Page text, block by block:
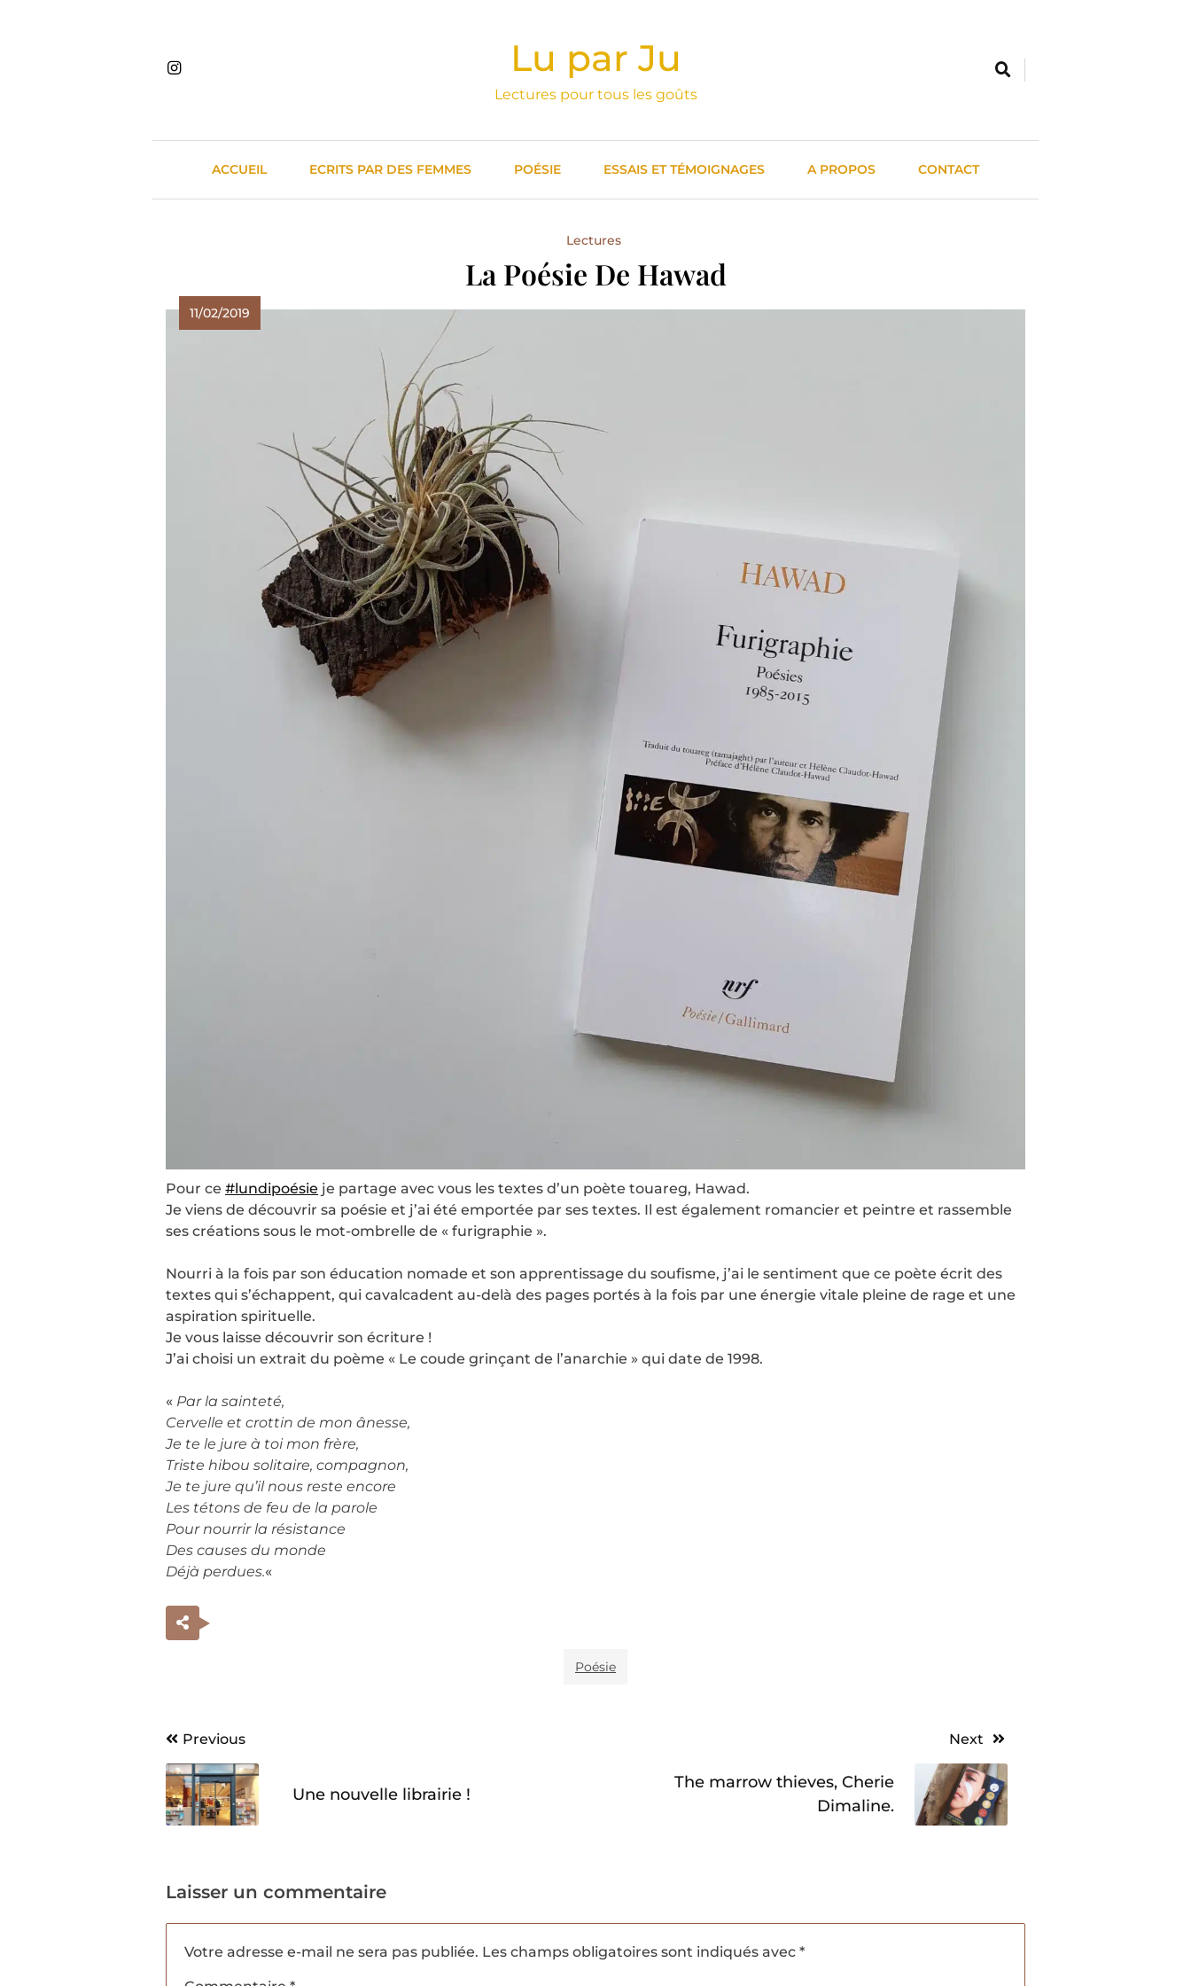
Lu par Ju
Lectures pour tous les goûts
ACCUEIL ECRITS PAR DES FEMMES POÉSIE ESSAIS ET TÉMOIGNAGES A PROPOS CONTACT
Lectures
La Poésie De Hawad
11/02/2019
Pour ce #lundipoésie je partage avec vous les textes d’un poète touareg, Hawad.
Je viens de découvrir sa poésie et j’ai été emportée par ses textes. Il est également romancier et peintre et rassemble
ses créations sous le mot-ombrelle de « furigraphie ».
Nourri à la fois par son éducation nomade et son apprentissage du soufisme, j’ai le sentiment que ce poète écrit des
textes qui s’échappent, qui cavalcadent au-delà des pages portés à la fois par une énergie vitale pleine de rage et une
aspiration spirituelle.
Je vous laisse découvrir son écriture !
J’ai choisi un extrait du poème « Le coude grinçant de l’anarchie » qui date de 1998.
« Par la sainteté,
Cervelle et crottin de mon ânesse,
Je te le jure à toi mon frère,
Triste hibou solitaire, compagnon,
Je te jure qu’il nous reste encore
Les tétons de feu de la parole
Pour nourrir la résistance
Des causes du monde
Déjà perdues.«
Poésie
Navigation
de
l’article
Previous
Une nouvelle librairie !
Next
The marrow thieves, Cherie
Dimaline.
Laisser un commentaire
Votre adresse e-mail ne sera pas publiée. Les champs obligatoires sont indiqués avec *